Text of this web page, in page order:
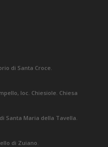
di Santa Croce.
loc. Chiesiole. Chiesa
di Santa Maria della Tavella.
di Zuiano.